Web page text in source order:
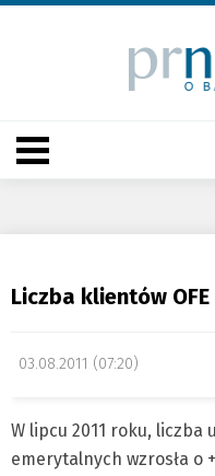
Liczba klientów
03.08.2011 (07:20)
W lipcu 2011 roku,
emerytalnych wzrosła o